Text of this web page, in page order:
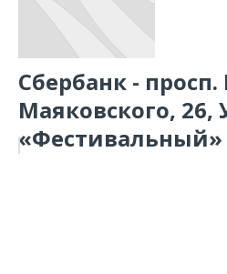
Сбербанк -
Маяковского, 26,
«Фестивальный»